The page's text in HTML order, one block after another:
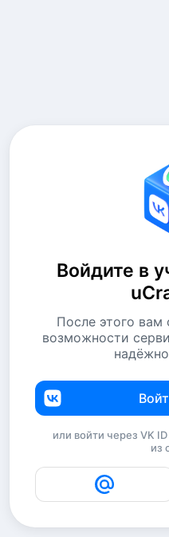
Войдите в
После этого вам
возможности
или войти через VK
из